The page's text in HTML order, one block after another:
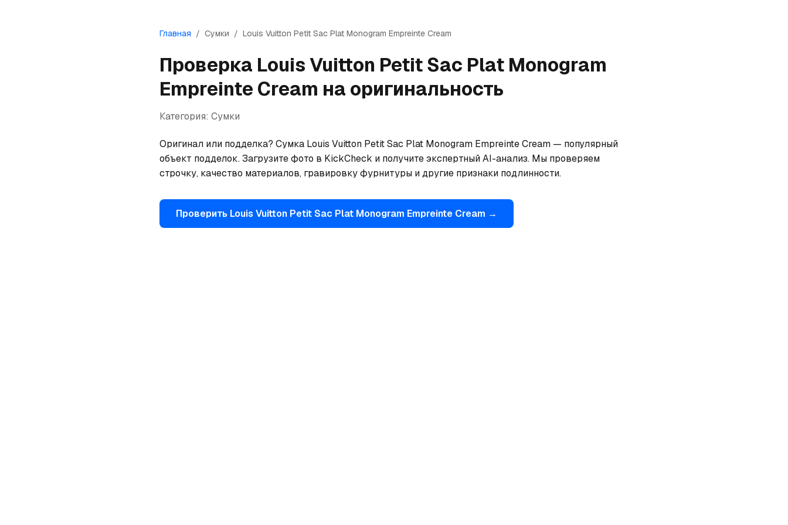
Главная / Сумки / Louis Vuitton Petit Sac Plat Monogram Empreinte Cream
Проверка Louis Vuitton Petit Sac Plat Monogram
Empreinte Cream на оригинальность
Категория: Сумки
Оригинал или подделка? Сумка Louis Vuitton Petit Sac Plat Monogram Empreinte Cream — популярный
объект подделок. Загрузите фото в KickCheck и получите экспертный AI-анализ. Мы проверяем
строчку, качество материалов, гравировку фурнитуры и другие признаки подлинности.
Проверить Louis Vuitton Petit Sac Plat Monogram Empreinte Cream →